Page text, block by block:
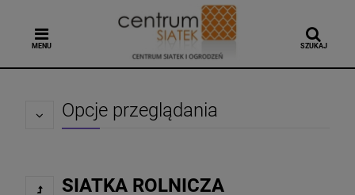
MENU SZUKAJ
Opcje przeglądania
SIATKA ROLNICZA